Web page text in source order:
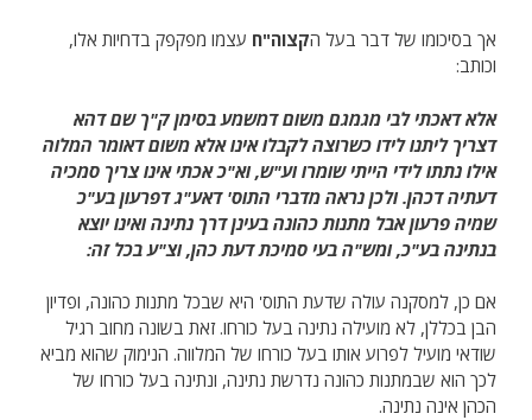
אך בסיכומו של דבר בעל הקצוה"ח עצמו מפקפק בדחיות אלו,
וכותב:
אלא דאכתי לבי מגמגם משום דמשמע בסימן ק"ך שם דהא
דצריך ליתנו לידו כשרוצה לקבלו אינו אלא משום דאומר המלוה
אילו נתתו לידי הייתי שומרו וע"ש, וא"כ אכתי אינו צריך סמכיה
דעתיה דכהן. ולכן נראה מדברי התוס' דאע"ג דפרעון בע"כ
שמיה פרעון אבל מתנות כהונה בעינן דרך נתינה ואינו יוצא
בנתינה בע"כ, ומש"ה בעי סמיכת דעת כהן, וצ"ע בכל זה:
אם כן, למסקנה עולה שדעת התוס' היא שבכל מתנות כהונה, ופדיון
הבן בכללן, לא מועילה נתינה בעל כורחו. זאת בשונה מחוב רגיל
שודאי מועיל לפרוע אותו בעל כורחו של המלווה. הנימוק שהוא מביא
לכך הוא שבמתנות כהונה נדרשת נתינה, ונתינה בעל כורחו של
הכהן אינה נתינה.